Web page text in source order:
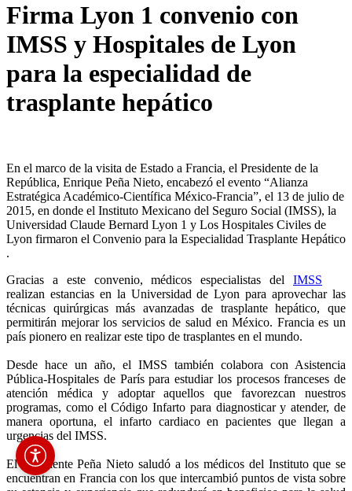
Firma Lyon 1 convenio con
IMSS y Hospitales de Lyon
para la especialidad de
trasplante hepático
En el marco de la visita de Estado a Francia, el Presidente de la
República, Enrique Peña Nieto, encabezó el evento “Alianza
Estratégica Académico-Científica México-Francia”, el 13 de julio de
2015, en donde el Instituto Mexicano del Seguro Social (IMSS), la
Universidad Claude Bernard Lyon 1 y Los Hospitales Civiles de
Lyon firmaron el Convenio para la Especialidad Trasplante Hepático
.
Gracias a este convenio, médicos especialistas del IMSS
realizan estancias en la Universidad de Lyon para aprovechar las
técnicas quirúrgicas más avanzadas de trasplante hepático, que
permitirán mejorar los servicios de salud en México. Francia es un
país pionero en realizar este tipo de trasplantes en el mundo.
Desde hace un año, el IMSS también colabora con Asistencia
Pública-Hospitales de París para estudiar los procesos franceses de
atención médica y adoptar aquellos que favorezcan nuestros
programas, como el Código Infarto para diagnosticar y atender, de
manera oportuna, el infarto cardiaco en pacientes que llegan a
urgencias del IMSS.
El Presidente Peña Nieto saludó a los médicos del Instituto que se
encuentran en Francia con los que intercambió puntos de vista sobre